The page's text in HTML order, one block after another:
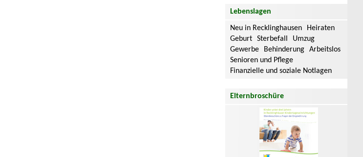
Lebenslagen
Neu in Recklinghausen
Heiraten
Geburt
Sterbefall
Umzug
Gewerbe
Behinderung
Arbeitslos
Senioren und Pflege
Finanzielle und soziale Notlagen
Elternbroschüre